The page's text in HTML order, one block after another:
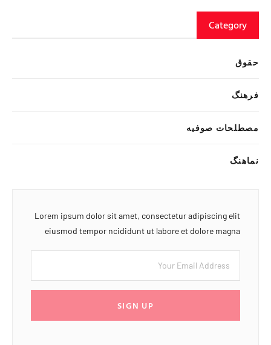
Category
حقوق
فرهنگ
مصطلحات صوفیه
نماهنگ
Lorem ipsum dolor sit amet, consectetur adipiscing elit
eiusmod tempor ncididunt ut labore et dolore magna
SIGN UP